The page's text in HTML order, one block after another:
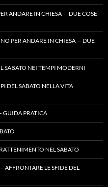
ANDARE IN CHIESA — DUE COSE
PER ANDARE IN CHIESA — DUE
SABATO NEI TEMPI MODERNI
DEL SABATO NELLA VITA
GUIDA PRATICA
NEL SABATO
AFFRONTARE LE SFIDE DEL